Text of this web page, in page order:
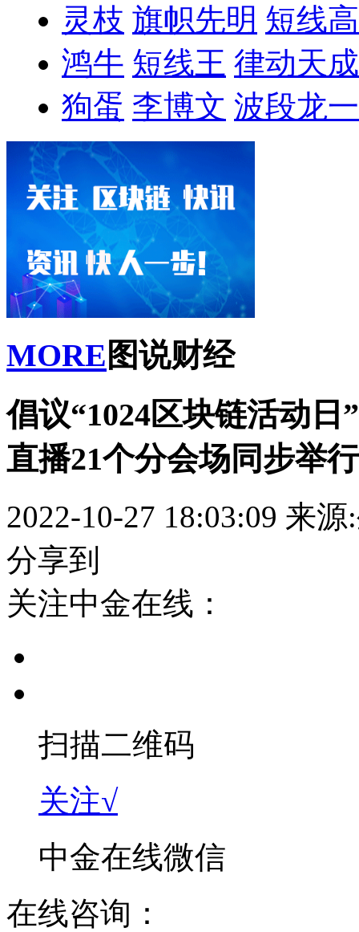
灵枝 旗帜先明 短线
鸿牛 短线王 律动天成
狗蛋 李博文 波段龙一
MORE 图说财经
倡议“1024区块链活动
直播21个分会场同步举
2022-10-27 18:03:09 来源
分享到
关注中金在线：
扫描二维码
关注√
中金在线微信
在线咨询：